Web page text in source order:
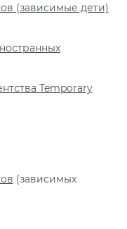
(зависимые дети)
Temporary
(зависимых